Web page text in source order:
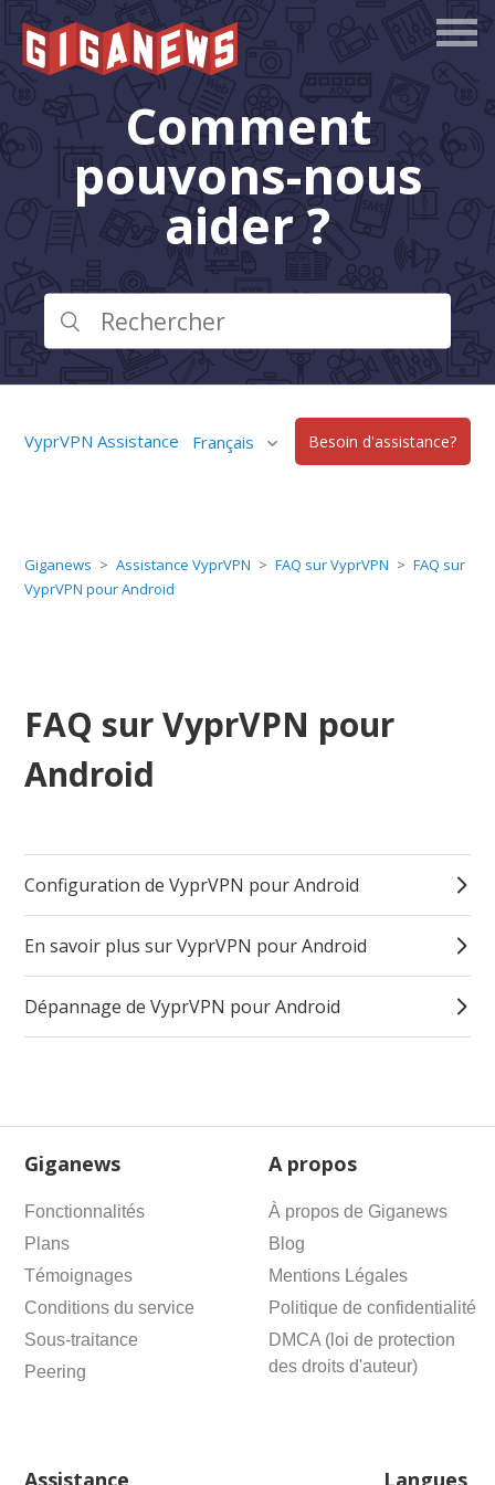
Comment
pouvons-nous
aider ?
VyprVPN Assistance Français Besoin d'assistance?
Giganews Assistance VyprVPN FAQ sur VyprVPN
FAQ sur
VyprVPN pour Android
FAQ sur VyprVPN pour
Android
Configuration de VyprVPN pour Android
En savoir plus sur VyprVPN pour Android
Dépannage de VyprVPN pour Android
Giganews
Fonctionnalités
Plans
Témoignages
Conditions du service
Sous-traitance
Peering
A propos
À propos de Giganews
Blog
Mentions Légales
Politique de confidentialité
DMCA (loi de protection
des droits d'auteur)
Assistance Langues